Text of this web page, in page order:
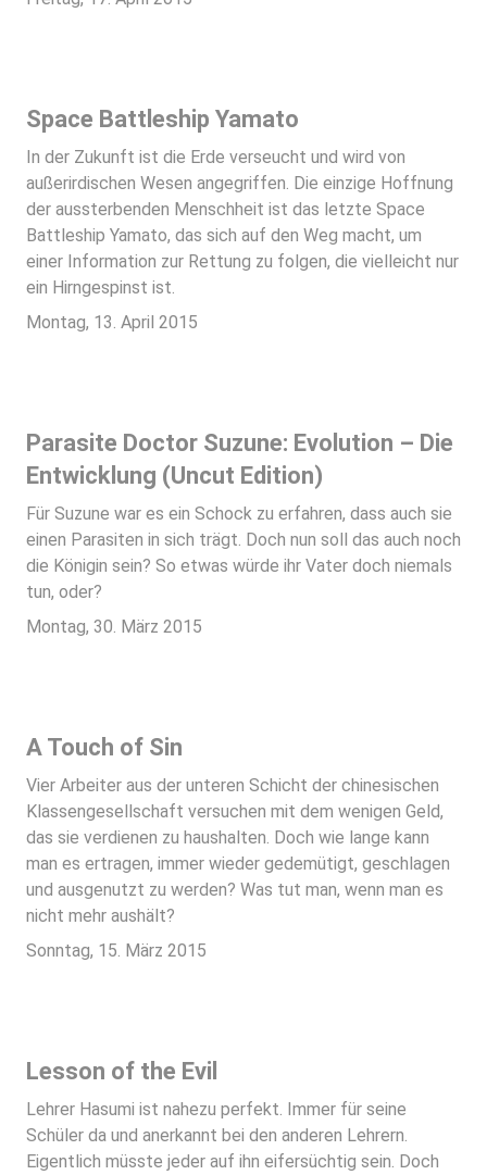
Space Battleship Yamato
In der Zukunft ist die Erde verseucht und wird von
außerirdischen Wesen angegriffen. Die einzige Hoffnung
der aussterbenden Menschheit ist das letzte Space
Battleship Yamato, das sich auf den Weg macht, um
einer Information zur Rettung zu folgen, die vielleicht nur
ein Hirngespinst ist.
Montag, 13. April 2015
Parasite Doctor Suzune: Evolution – Die
Entwicklung (Uncut Edition)
Für Suzune war es ein Schock zu erfahren, dass auch sie
einen Parasiten in sich trägt. Doch nun soll das auch noch
die Königin sein? So etwas würde ihr Vater doch niemals
tun, oder?
Montag, 30. März 2015
A Touch of Sin
Vier Arbeiter aus der unteren Schicht der chinesischen
Klassengesellschaft versuchen mit dem wenigen Geld,
das sie verdienen zu haushalten. Doch wie lange kann
man es ertragen, immer wieder gedemütigt, geschlagen
und ausgenutzt zu werden? Was tut man, wenn man es
nicht mehr aushält?
Sonntag, 15. März 2015
Lesson of the Evil
Lehrer Hasumi ist nahezu perfekt. Immer für seine
Schüler da und anerkannt bei den anderen Lehrern.
Eigentlich müsste jeder auf ihn eifersüchtig sein. Doch